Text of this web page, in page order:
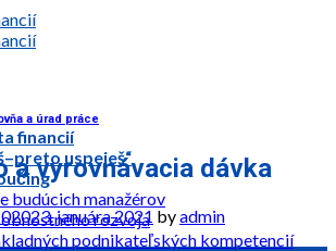
financií
uspeješ“
budúcich manažérov
rozvoja
podnikateľských kompetencií
a úrad práce
a vyrovnávacia dávka
23. januára 2021 byadmin